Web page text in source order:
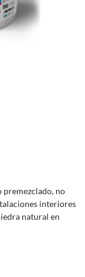
premezclado, no
interiores
natural en